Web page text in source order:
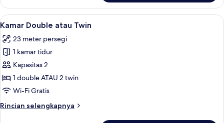
Kamar
Superior,
pemandangan
Lihat
semua
foto
untuk
Kamar
Double
atau
Kamar Double atau Twin | Seprai
7
Kamar Double atau Twin
23 meter persegi
1 kamar tidur
Kapasitas 2
1 double ATAU 2 twin
Wi-Fi Gratis
Rincian selengkapnya
Rincian